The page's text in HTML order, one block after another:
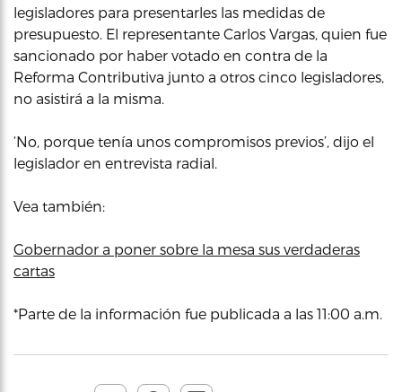
legisladores para presentarles las medidas de
presupuesto. El representante Carlos Vargas, quien fue
sancionado por haber votado en contra de la
Reforma Contributiva junto a otros cinco legisladores,
no asistirá a la misma.
‘No, porque tenía unos compromisos previos’, dijo el
legislador en entrevista radial.
Vea también:
Gobernador a poner sobre la mesa sus verdaderas
cartas
*Parte de la información fue publicada a las 11:00 a.m.